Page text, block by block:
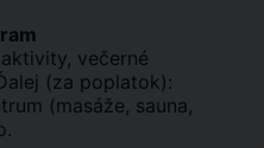
večerné
(za poplatok):
(masáže, sauna,